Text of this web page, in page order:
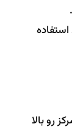
رو بالا